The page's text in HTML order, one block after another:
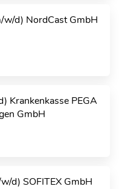
w/d) NordCast GmbH
Krankenkasse PEGA
GmbH
d) SOFITEX GmbH